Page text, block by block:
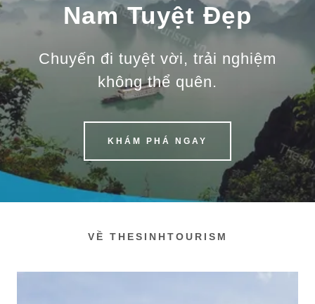
Nam Tuyệt Đẹp
Chuyến đi tuyệt vời, trải nghiệm
không thể quên.
KHÁM PHÁ NGAY
VỀ THESINHTOURISM